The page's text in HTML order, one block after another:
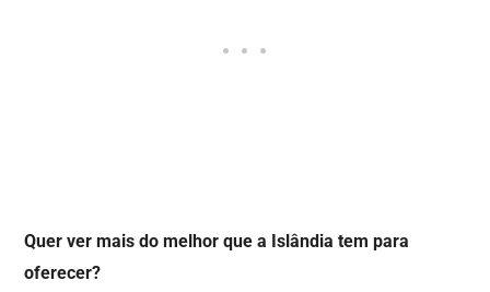
Quer ver mais do melhor que a Islândia tem para
oferecer?